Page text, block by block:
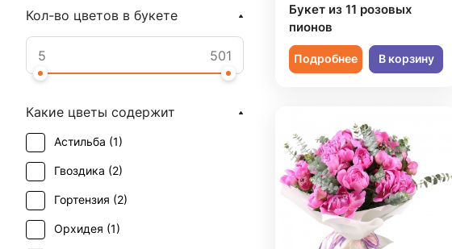
Букет из 11 розовых
пионов
Подробнее В корзину
Кол-во цветов в букете
Какие цветы содержит
Астильба (1)
Гвоздика (2)
Гортензия (2)
Орхидея (1)